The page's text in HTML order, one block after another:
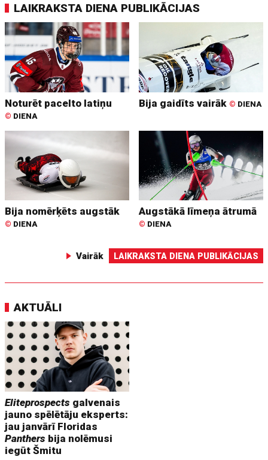
LAIKRAKSTA DIENA PUBLIKĀCIJAS
Noturēt pacelto latiņu
© DIENA
Bija gaidīts vairāk © DIENA
Bija nomērķēts augstāk
© DIENA
Augstākā līmeņa ātrumā
© DIENA
Vairāk LAIKRAKSTA DIENA PUBLIKĀCIJAS
AKTUĀLI
Eliteprospects galvenais
jauno spēlētāju eksperts:
jau janvārī Floridas
Panthers bija nolēmusi
iegūt Šmitu